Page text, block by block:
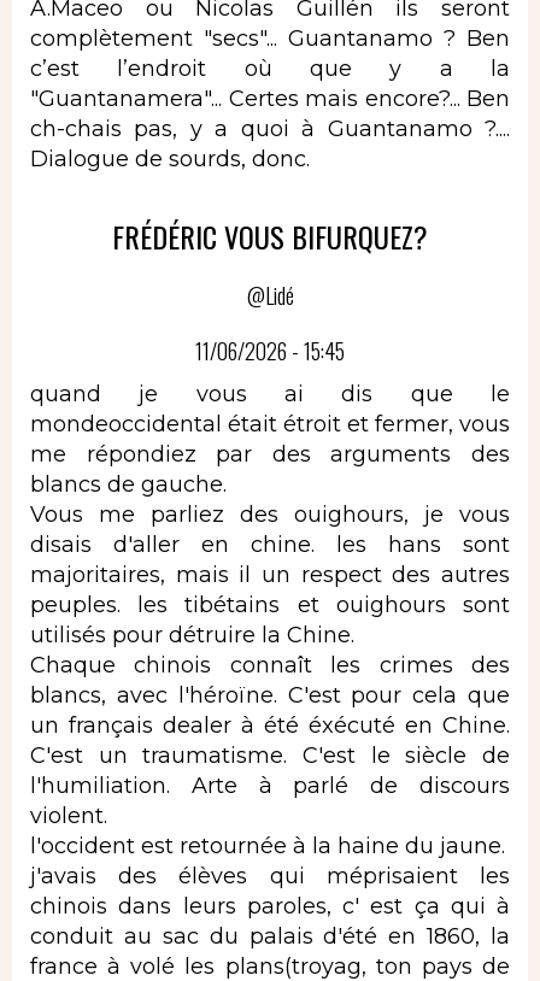
A.Maceo ou Nicolas Guillén ils seront
complètement "secs"... Guantanamo ? Ben
c’est l’endroit où que y a la
"Guantanamera"... Certes mais encore?... Ben
ch-chais pas, y a quoi à Guantanamo ?....
Dialogue de sourds, donc.
FRÉDÉRIC VOUS BIFURQUEZ?
@Lidé
11/06/2026 - 15:45
quand je vous ai dis que le
mondeoccidental était étroit et fermer, vous
me répondiez par des arguments des
blancs de gauche.
Vous me parliez des ouighours, je vous
disais d'aller en chine. les hans sont
majoritaires, mais il un respect des autres
peuples. les tibétains et ouighours sont
utilisés pour détruire la Chine.
Chaque chinois connaît les crimes des
blancs, avec l'héroïne. C'est pour cela que
un français dealer à été éxécuté en Chine.
C'est un traumatisme. C'est le siècle de
l'humiliation. Arte à parlé de discours
violent.
l'occident est retournée à la haine du jaune.
j'avais des élèves qui méprisaient les
chinois dans leurs paroles, c' est ça qui à
conduit au sac du palais d'été en 1860, la
france à volé les plans(troyag, ton pays de